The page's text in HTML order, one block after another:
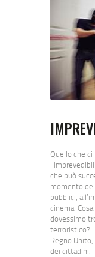
Quello che
che può
momento
pubblici,
cinema.
dovessimo
terroristico?
Regno
dei cittadini.